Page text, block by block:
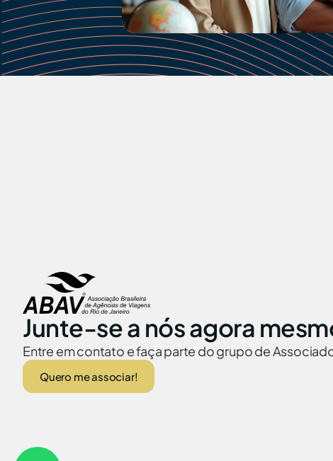
Junte-se a nós agora
Entre em contato e faça parte do grupo de
Quero me associar!